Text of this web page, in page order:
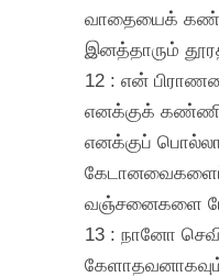
வாதையைக்
இனத்தாரும்
12 : என்
எனக்குக்
எனக்குப்
கேடானவைகளைப்
வஞ்சனைகளை
13 : நானோ